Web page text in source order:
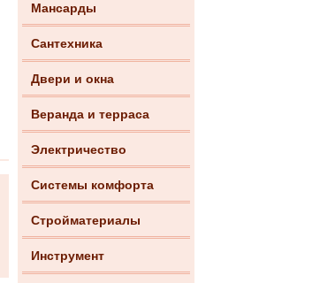
Мансарды
Сантехника
Двери и окна
Веранда и терраса
Электричество
Системы комфорта
Стройматериалы
Инструмент